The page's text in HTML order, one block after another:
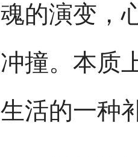
魂的演变，
冲撞。本质
生活的一种